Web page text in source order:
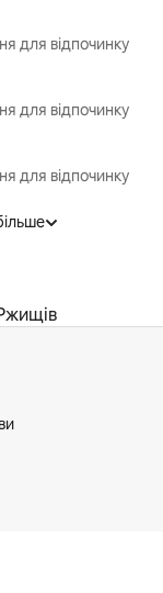
для відпочинку
для відпочинку
для відпочинку